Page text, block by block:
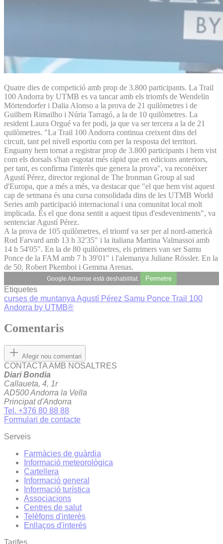
Quatre dies de competició amb prop de 3.800 participants. La Trail
100 Andorra by UTMB es va tancar amb els triomfs de Wendelin
Mörtendorfer i Dalia Alonso a la prova de 21 quilòmetres i de
Guilhem Rimailho i Núria Tarragó, a la de 10 quilòmetres. La
resident Laura Orgué va fer podi, ja que va ser tercera a la de 21
quilòmetres. "La Trail 100 Andorra continua creixent dins del
circuit, tant pel nivell esportiu com per la resposta del territori.
Enguany hem tornat a registrar prop de 3.800 participants i hem vist
com els dorsals s'han esgotat més ràpid que en edicions anteriors,
per tant, es confirma l'interès que genera la prova", va reconèixer
Agustí Pérez, director regional de The Ironman Group al sud
d'Europa, que a més a més, va destacar que "el que hem vist aquest
cap de setmana és una cursa consolidada dins de les UTMB World
Series amb participació internacional i una comunitat local molt
implicada. És el que dona sentit a aquest tipus d'esdeveniments", va
sentenciar Agustí Pérez.
A la prova de 105 quilòmetres, el triomf va ser per al nord-americà
Rod Farvard amb 13 h 32'35" i la italiana Martina Valmassoi amb
14 h 54'05". En la de 80 quilòmetres, els primers van ser Samu
Ponce de la FAM amb 7 h 39'01" i l'alemanya Juliane Rössler. En la
de 50, Robert Pkemboi i Gemma Arenas.
Google Adsense està deshabilitat. Permetre
Etiquetes
curses de muntanya Agustí Pérez Samu Ponce Trail 100
Andorra by UTMB®
Comentaris
Afegir nou comentari
CONTACTA AMB NOSALTRES
Diari Bondia
Callaueta, 4, 1r
AD500 Andorra la Vella
Principat d'Andorra
Tel. +376 80 88 88
Formulari de contacte
Serveis
Farmàcies de guàrdia
Informació meteorològica
Cartellera
Informació general
Informació turística
Associacions
Centres de salut
Telèfons d'interès
Enllaços d'interés